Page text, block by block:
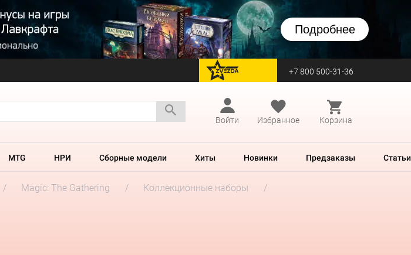
Подробнее
перейти на Zvezda +7 800 500-31-36
Войти
Избранное Корзина
MTG НРИ Сборные модели Хиты Новинки Предзаказы Статьи
Magic: The Gathering
Коллекционные наборы